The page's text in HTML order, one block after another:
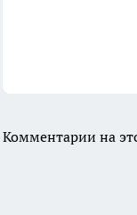
Комментарии на